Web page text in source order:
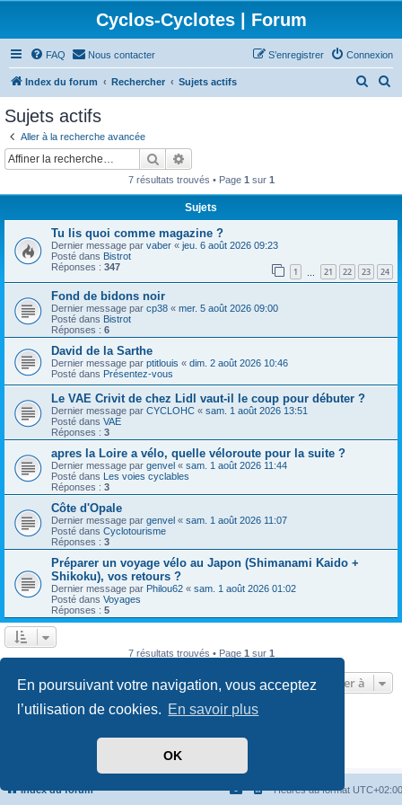
En poursuivant votre navigation, vous acceptez
l’utilisation de cookies. En savoir plus
OK
Cyclos-Cyclotes | Forum
FAQ Nous contacter Connexion
S’enregistrer
Index du forum Rechercher Sujets actifs
r
Sujets actifs
Aller à la recherche avancée
Rechercher
7 résultats trouvés • Page 1 sur 1
Sujets
Tu lis quoi comme magazine ?
Dernier message par vaber « jeu. 6 août 2026 09:23
Posté dans Bistrot
Réponses : 347 1 21 22 23 24
Fond de bidons noir
Dernier message par cp38 « mer. 5 août 2026 09:00
Posté dans Bistrot
Réponses : 6
David de la Sarthe
Dernier message par ptitlouis « dim. 2 août 2026 10:46
Posté dans Présentez-vous
Le VAE Crivit de chez Lidl vaut-il le coup pour débuter ?
Dernier message par CYCLOHC « sam. 1 août 2026 13:51
Posté dans VAE
Réponses : 3
apres la Loire a vélo, quelle véloroute pour la suite ?
Dernier message par genvel « sam. 1 août 2026 11:44
Posté dans Les voies cyclables
Réponses : 3
Côte d'Opale
Dernier message par genvel « sam. 1 août 2026 11:07
Posté dans Cyclotourisme
Réponses : 3
Préparer un voyage vélo au Japon (Shimanami Kaido +
Shikoku), vos retours ?
Dernier message par Philou62 « sam. 1 août 2026 01:02
Posté dans Voyages
Réponses : 5
7 résultats trouvés • Page 1 sur 1
Aller à
Index du forum Heures au format UTC+02:00
phpBB® Forum Software © phpBB Limited
Confidentialité